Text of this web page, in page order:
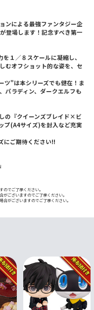
ンによる最強ファンタジー企
登場します！記念すべき第一
１／８スケールに凝縮し、
むオフショット的な姿を、セ
ツ"は本シリーズでも健在！ま
パラディン、ダークエルフも
の『クイーンズブレイド×ビ
プ(A4サイズ)を封入など充実
にご期待ください!!
でご了承ください。
ございますのでご了承ください。
がございますのでご了承ください。